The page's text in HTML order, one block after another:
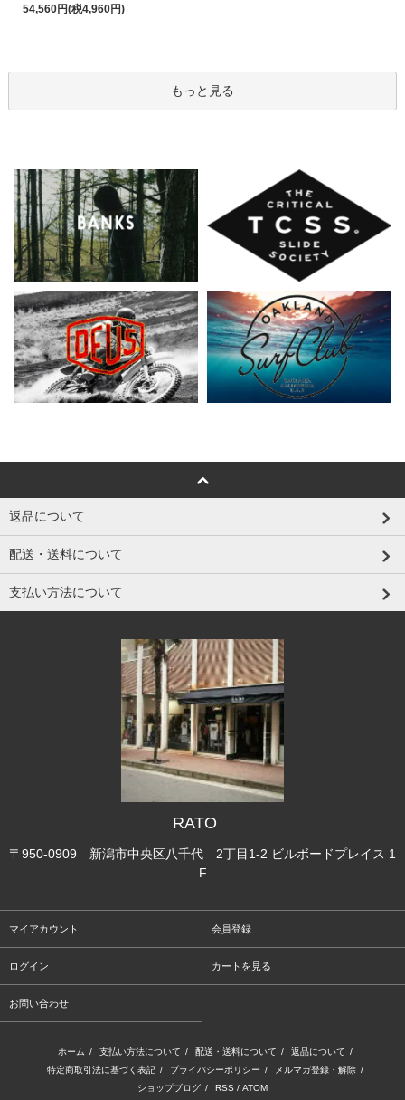
54,560円(税4,960円)
もっと見る
返品について
配送・送料について
支払い方法について
RATO
〒950-0909 新潟市中央区八千代 2丁目1-2 ビルボードプレイス 1
F
マイアカウント 会員登録
ログイン カートを見る
お問い合わせ
ホーム / 支払い方法について / 配送・送料について / 返品について /
特定商取引法に基づく表記 / プライバシーポリシー / メルマガ登録・解除 /
ショップブログ / RSS / ATOM